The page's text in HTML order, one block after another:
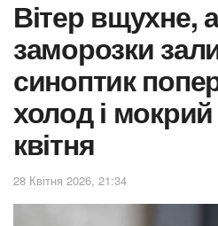
Вітер вщухне,
заморозки
синоптик
холод і мокрий
квітня
28 Квітня 2026, 21:34